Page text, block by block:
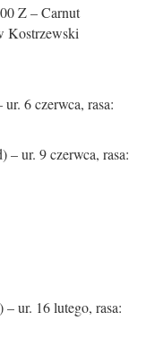
Z – Carnut
Kostrzewski
6 czerwca, rasa:
– ur. 9 czerwca, rasa:
ur. 16 lutego, rasa: